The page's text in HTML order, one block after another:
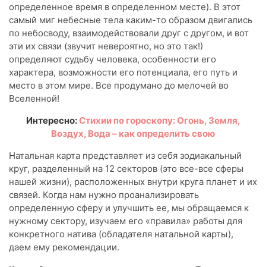
определенное время в определенном месте). В этот
самый миг небесные тела каким-то образом двигались
по небосводу, взаимодействовали друг с другом, и вот
эти их связи (звучит невероятно, но это так!)
определяют судьбу человека, особенности его
характера, возможности его потенциала, его путь и
место в этом мире. Все продумано до мелочей во
Вселенной!
Интересно:Стихии по гороскопу: Огонь, Земля,
Воздух, Вода – как определить свою
Натальная карта представляет из себя зодиакальный
круг, разделенный на 12 секторов (это все-все сферы
нашей жизни), расположенных внутри круга планет и их
связей. Когда нам нужно проанализировать
определенную сферу и улучшить ее, мы обращаемся к
нужному сектору, изучаем его «правила» работы для
конкретного натива (обладателя натальной карты),
даем ему рекомендации.